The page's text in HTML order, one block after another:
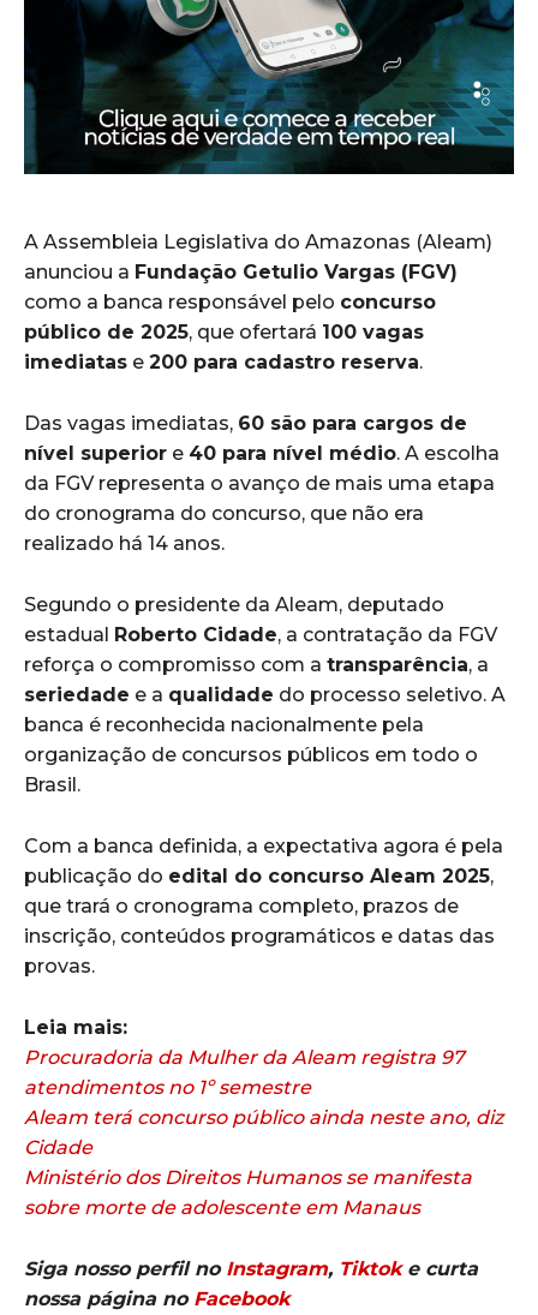
A Assembleia Legislativa do Amazonas (Aleam)
anunciou a Fundação Getulio Vargas (FGV)
como a banca responsável pelo concurso
público de 2025, que ofertará 100 vagas
imediatas e 200 para cadastro reserva.
Das vagas imediatas, 60 são para cargos de
nível superior e 40 para nível médio. A escolha
da FGV representa o avanço de mais uma etapa
do cronograma do concurso, que não era
realizado há 14 anos.
Segundo o presidente da Aleam, deputado
estadual
Roberto Cidade, a contratação da FGV
reforça o compromisso com a transparência, a
seriedade e a qualidade do processo seletivo. A
banca é reconhecida nacionalmente pela
organização de concursos públicos em todo o
Brasil.
Com a banca definida, a expectativa agora é pela
publicação do edital do concurso Aleam 2025,
que trará o cronograma completo, prazos de
inscrição, conteúdos programáticos e datas das
provas.
Leia mais:
Procuradoria da Mulher da Aleam registra 97
atendimentos no 1º semestre
Aleam terá concurso público ainda neste ano, diz
Cidade
Ministério dos Direitos Humanos se manifesta
sobre morte de adolescente em Manaus
Siga nosso perfil no Instagram, Tiktoke curta
nossa página no Facebook